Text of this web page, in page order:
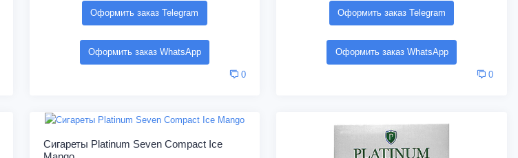
Оформить заказ Telegram
Оформить заказ WhatsApp
0
Оформить заказ Telegram
Оформить заказ WhatsApp
0
Сигареты Platinum Seven Compact Ice